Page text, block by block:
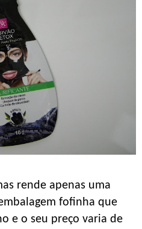
rende apenas uma
fofinha que
e o seu preço varia de